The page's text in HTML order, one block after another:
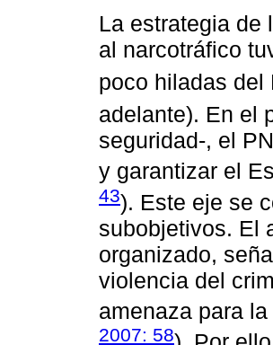
La estrategia de
al narcotráfico
poco hiladas del
adelante). En el
seguridad-, el
y garantizar el
43). Este eje se
subobjetivos. El
organizado,
violencia del
amenaza para
2007: 58